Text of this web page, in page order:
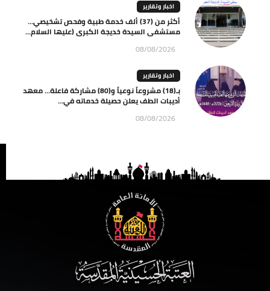
اخبار وتقارير
أكثر من (37) ألف خدمة طبية وفحص تشخيصي…
مستشفى السيدة خديجة الكبرى (عليها السلام...
08/08/2026
اخبار وتقارير
بـ(18) مشروعاً نوعياً و(80) مشاركة فاعلة… معهد
أديبات الطف يعلن حصيلة خدماته في...
08/08/2026